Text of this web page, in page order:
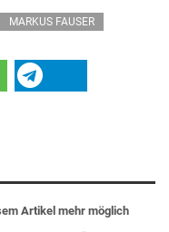
MARKUS FAUSER
Artikel mehr möglich